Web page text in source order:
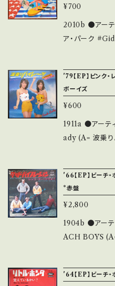
se it if you
hand. *詳しくは ■■■状態・説明 / 発送につ
いて■■■ をご覧くださ
dition】 Jacket/Record
ケ) _________________________
【About the
み多 *その他、+ - で補足しています。 *中古とい
う事をご理解し
します。
and that it is
■状態・説明 /
確
¥700
2010b ●アーテ
ア・パーク #Gidea Park A)
/ 東芝EMI *
UKwEYnZc ビーチボーイズマニアのエイドリ
アン・ベイカーが
態：ジャケ/盤：B+/
見方】 商品列
'79【EP】ピンク
ボーイズ
¥600
1911a ●アーテ
ady (A= 波乗りパイレーツ（日本吹込盤） (B=
ス：マイク・ラヴ
ウィルソン、ブル
エルソ等、ビーチ・ボー
盤：B+/B+ (国内盤) * 【状態説明の見
列に並ぶ ■状
'66【EP】ビーチ
*赤盤
¥2,800
1904b ●アーテ
ACH BOYS (A= グッド・バイブレーション (B=
Wジャケ/赤盤) *RED WAX / ジャケ折れ跡
'64【EP】ビーチ